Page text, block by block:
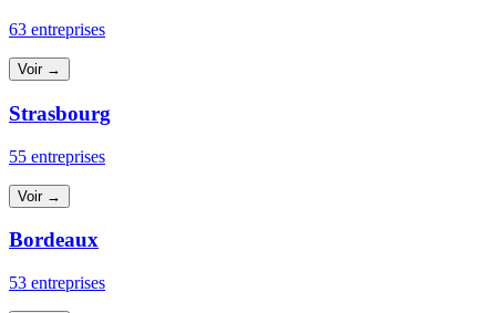
63 entreprises
Voir →
Strasbourg
55 entreprises
Voir →
Bordeaux
53 entreprises